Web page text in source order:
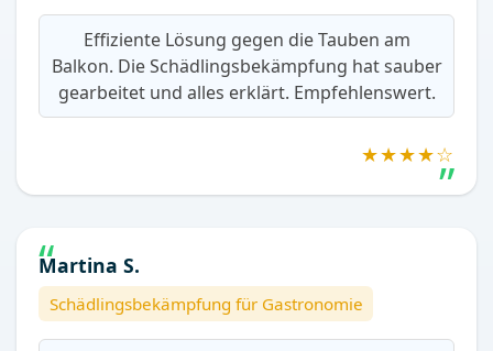
Effiziente Lösung gegen die Tauben am
Balkon. Die Schädlingsbekämpfung hat sauber
gearbeitet und alles erklärt. Empfehlenswert.
★★★★☆
Martina S.
Schädlingsbekämpfung für Gastronomie